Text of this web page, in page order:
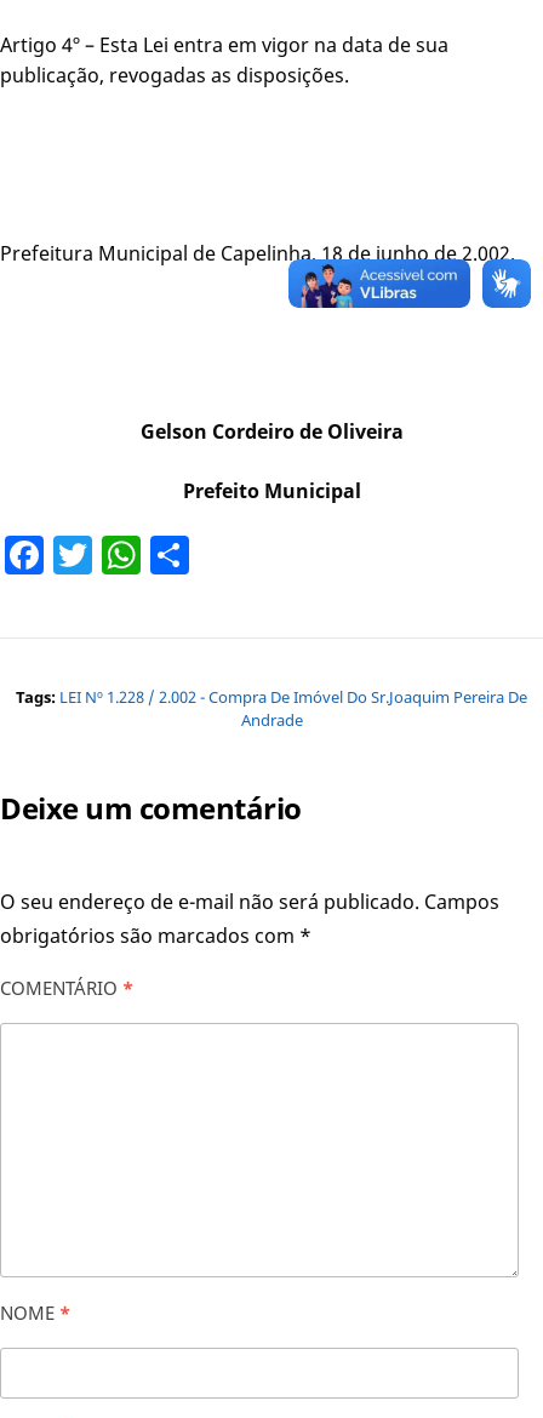
Artigo 4º – Esta Lei entra em vigor na data de sua
publicação, revogadas as disposições.
Prefeitura Municipal de Capelinha, 18 de junho de 2.002.
Gelson Cordeiro de Oliveira
Prefeito Municipal
Facebook
TwitterWhatsApp
Tags: LEI Nº 1.228 / 2.002 - Compra De Imóvel Do Sr.Joaquim Pereira De
Andrade
Deixe um comentário
O seu endereço de e-mail não será publicado. Campos
obrigatórios são marcados com *
COMENTÁRIO *
NOME *